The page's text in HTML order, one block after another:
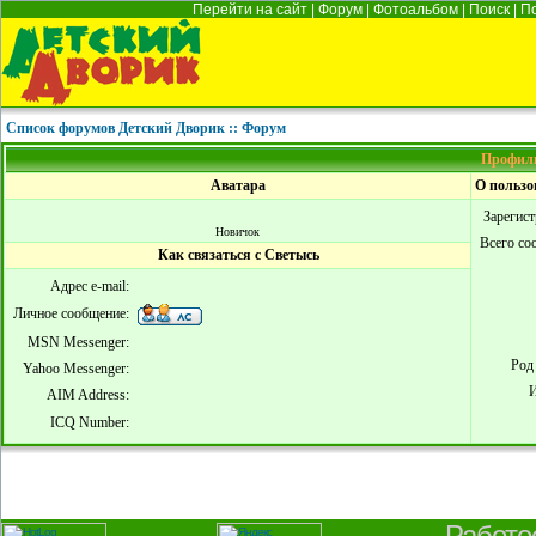
Перейти на сайт Форум Фотоальбом Поиск
Список форумов Детский Дворик :: Форум
Аватара
О
Новичок
Всего
Род
Как связаться с Светысь
Адрес e-mail:
Личное сообщение:
MSN Messenger:
Yahoo Messenger:
AIM Address:
ICQ Number: